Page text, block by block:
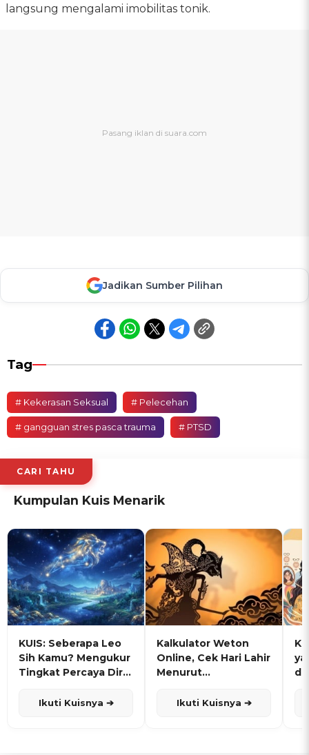
langsung mengalami imobilitas tonik.
Jadikan Sumber Pilihan
Tag
# Kekerasan Seksual # Pelecehan
# gangguan stres pasca trauma # PTSD
CARI TAHU
Kumpulan Kuis Menarik
KUIS: Seberapa Leo
Sih Kamu? Mengukur
Tingkat Percaya Diri
Ikuti Kuisnya ➔
Kalkulator Weton
Online, Cek Hari Lahir
Menurut
Ikuti Kuisnya ➔